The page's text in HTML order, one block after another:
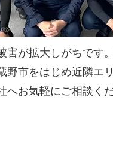
害が拡大しがちです
野市をはじめ近隣エ
へお気軽にご相談く